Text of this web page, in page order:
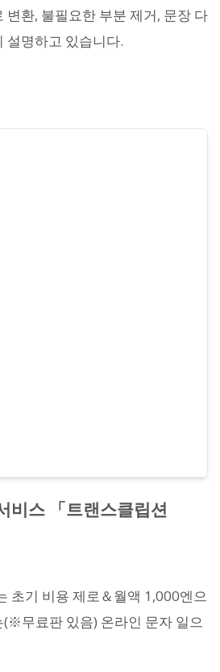
변환, 불필요한 부분 제거, 문장 다
설명하고 있습니다.
비스 「트랜스클립션
초기 비용 제로＆월액 1,000엔으
(※무료판 있음) 온라인 문자 일으